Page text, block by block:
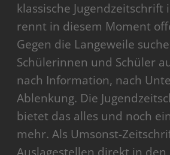
klassische
rennt in diesem Moment
Gegen die Langeweile
Schülerinnen und Schüler
nach Information, nach
Ablenkung. Die
bietet das alles und noch
mehr. Als Umsonst-